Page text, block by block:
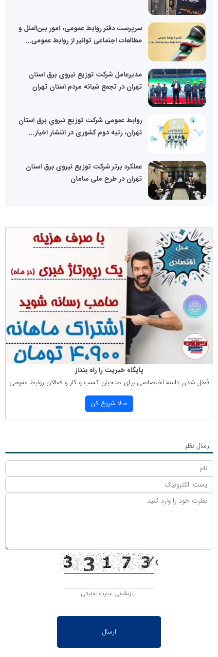
سرپرست دفتر روابط عمومی، امور بین‌الملل و
مطالعات اجتماعی توانیر از روابط عمومی...
مدیرعامل شرکت توزیع نیروی برق استان
تهران در تجمع شبانه مردم استان تهران
روابط عمومی شرکت توزیع نیروی برق استان
تهران، رتبه دوم کشوری در انتشار اخبار...
عملکرد برتر شرکت توزیع نیروی برق استان
تهران در طرح ملی سامان
پایگاه خبریت را راه بنداز
فعال شدن دامنه اختصاصی برای صاحبان كسب و كار و فعالان روابط عمومی
حالا شروع كن
ارسال نظر
بازنشانی عبارت امنیتی